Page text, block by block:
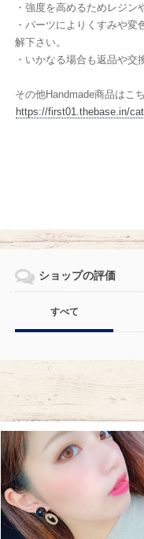
・強度を高めるためレジン
・パーツによりくすみや
解下さい。
・いかなる場合も返品や交
その他Handmade商品はこ
https://first01.thebase.in/
ショップの評価
すべて